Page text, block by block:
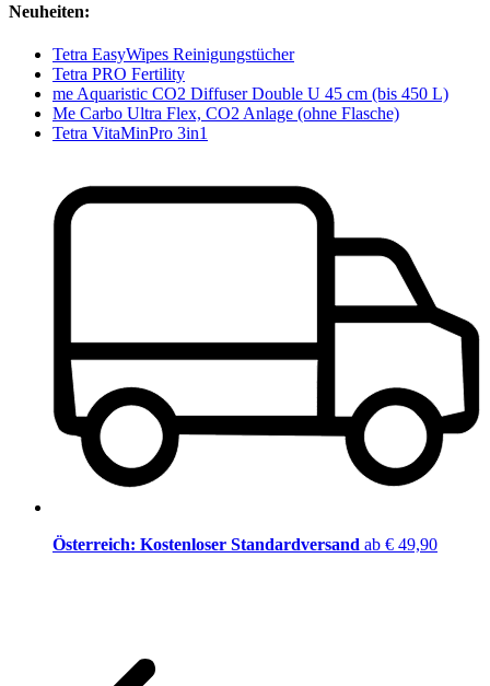
Neuheiten:
Tetra EasyWipes Reinigungstücher
Tetra PRO Fertility
me Aquaristic CO2 Diffuser Double U 45 cm (bis 450 L)
Me Carbo Ultra Flex, CO2 Anlage (ohne Flasche)
Tetra VitaMinPro 3in1
Österreich: Kostenloser Standardversand ab € 49,90